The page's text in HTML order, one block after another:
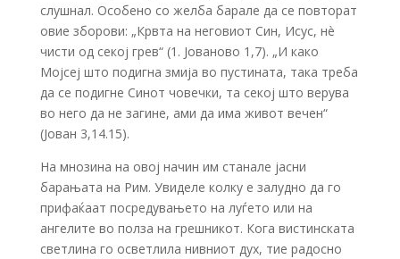
слушнал. Особено со желба барале да се повторат
овие зборови: „Крвта на неговиот Син, Исус, нè
чисти од секој грев“ (1. Јованово 1,7). „И како
Мојсеј што подигна змија во пустината, така треба
да се подигне Синот човечки, та секој што верува
во него да не загине, ами да има живот вечен“
(Јован 3,14.15).
На мнозина на овој начин им станале јасни
барањата на Рим. Увиделе колку е залудно да го
прифаќаат посредувањето на луѓето или на
ангелите во полза на грешникот. Кога вистинската
светлина го осветлила нивниот дух, тие радосно